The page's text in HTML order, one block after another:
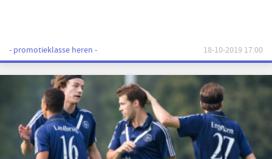
- promotieklasse heren - 18-10-2019 17:00